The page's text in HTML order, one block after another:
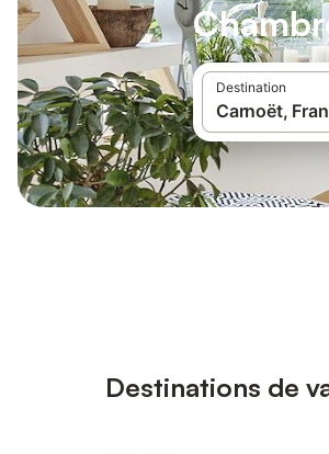
Destination
Destinations de